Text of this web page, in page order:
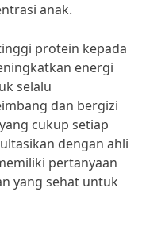
anak.
protein kepada
energi
selalu
dan bergizi
cukup setiap
dengan ahli
pertanyaan
yang sehat untuk